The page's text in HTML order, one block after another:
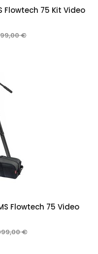
Flowtech 75 Kit Video
€
Flowtech 75 Video
€